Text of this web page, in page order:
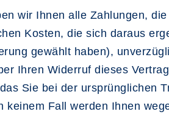
wir Ihnen alle Zahlungen,
Kosten, die sich daraus
gewählt haben),
Ihren Widerruf dieses
Sie bei der ursprünglichen
Fall werden Ihnen